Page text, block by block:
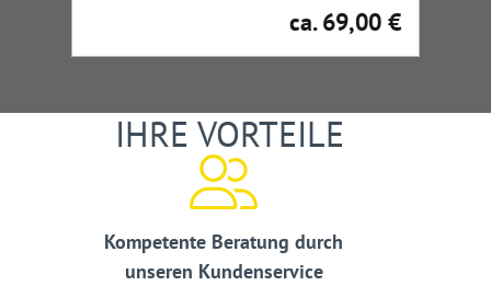
Regulärer Preis:
ca. 69,00 €
IHRE VORTEILE
Kompetente Beratung durch
unseren Kundenservice